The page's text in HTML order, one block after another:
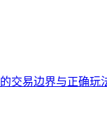
交易边界与正确玩